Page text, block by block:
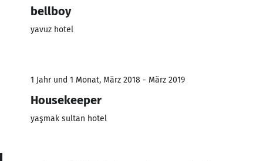
bellboy
yavuz hotel
1 Jahr und 1 Monat, März 2018 - März 2019
Housekeeper
yaşmak sultan hotel